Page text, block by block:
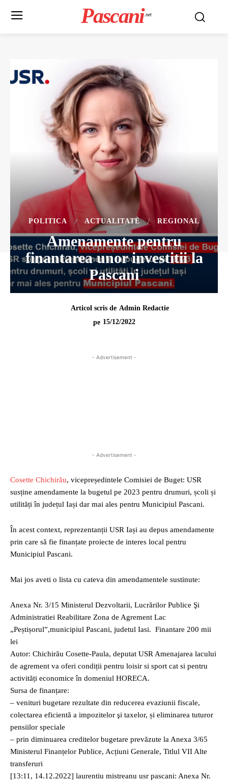
Pascani .net
POLITICA ACTUALITATE REGIONAL
Amenamente pentru
finantarea unor investitii la
Pascani
Articol scris de Admin Redactie
pe 15/12/2022
- Advertisement -
- Advertisement -
Cosette Chichirău, vicepreședintele Comisiei de Buget: USR
susține amendamente la bugetul pe 2023 pentru drumuri, școli și
utilități în județul Iași dar mai ales pentru Municipiul Pascani.
În acest context, reprezentanții USR Iași au depus amendamente
prin care să fie finanțate proiecte de interes local pentru
Municipiul Pascani.
Mai jos aveti o lista cu cateva din amendamentele sustinute:
Anexa Nr. 3/15 Ministerul Dezvoltarii, Lucrărilor Publice Şi
Administratiei Reabilitare Zona de Agrement Lac
„Peștișorul”,municipiul Pascani, judetul Iasi. Finantare 200 mii
lei
Autor: Chichirău Cosette-Paula, deputat USR Amenajarea lacului
de agrement va oferi condiții pentru loisir si sport cat si pentru
activități economice în domeniul HORECA.
Sursa de finanțare:
– venituri bugetare rezultate din reducerea evaziunii fiscale,
colectarea eficientă a impozitelor şi taxelor, și eliminarea tuturor
pensiilor speciale
– prin diminuarea creditelor bugetare prevăzute la Anexa 3/65
Ministerul Finanțelor Publice, Acțiuni Generale, Titlul VII Alte
transferuri
[13:11, 14.12.2022] laurentiu mistreanu usr pascani: Anexa Nr.